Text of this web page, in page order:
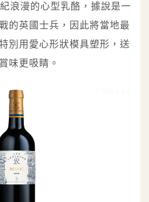
浪漫的心型乳酪，據說是一
的英國士兵，因此將當地最
別用愛心形狀模具塑形，送
味更吸睛。